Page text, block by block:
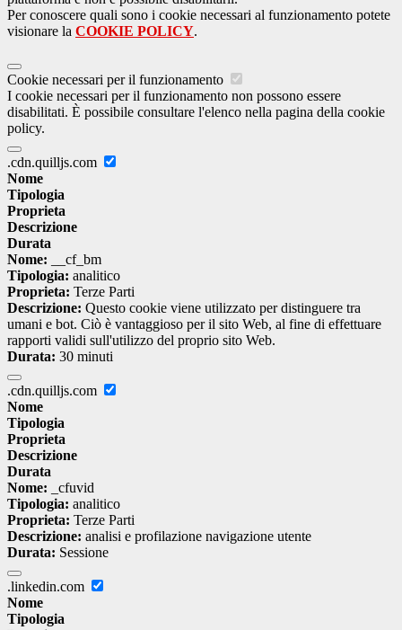
Per conoscere quali sono i cookie necessari al funzionamento potete
visionare la COOKIE POLICY.
Cookie necessari per il funzionamento
I cookie necessari per il funzionamento non possono essere
disabilitati. È possibile consultare l'elenco nella pagina della cookie
policy.
.cdn.quilljs.com
Nome
Tipologia
Proprieta
Descrizione
Durata
Nome: __cf_bm
Tipologia: analitico
Proprieta: Terze Parti
Descrizione: Questo cookie viene utilizzato per distinguere tra
umani e bot. Ciò è vantaggioso per il sito Web, al fine di effettuare
rapporti validi sull'utilizzo del proprio sito Web.
Durata: 30 minuti
.cdn.quilljs.com
Nome
Tipologia
Proprieta
Descrizione
Durata
Nome: _cfuvid
Tipologia: analitico
Proprieta: Terze Parti
Descrizione: analisi e profilazione navigazione utente
Durata: Sessione
.linkedin.com
Nome
Tipologia